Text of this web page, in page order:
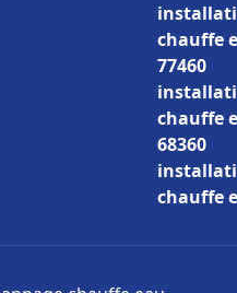
chauffe
77460
chauffe
68360
chauffe